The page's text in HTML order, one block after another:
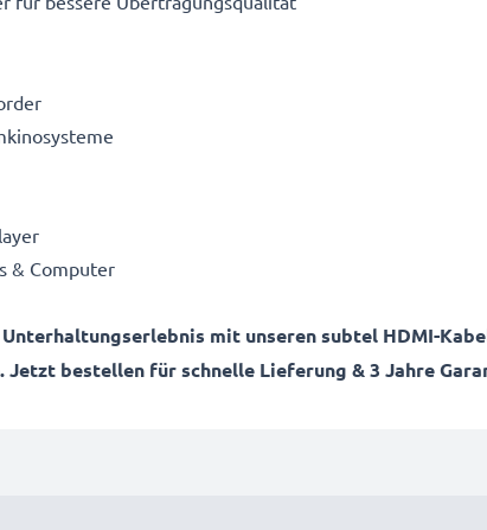
& Computer
mit unseren subtel HDMI-
bestellen für schnelle Lieferung & 3 Jahre